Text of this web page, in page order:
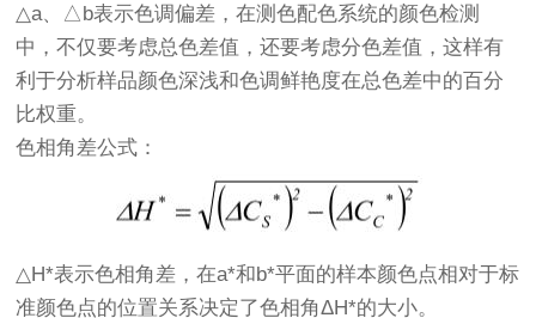
△a、△b表示色调偏差，在测色配色系统的颜色检测
中，不仅要考虑总色差值，还要考虑分色差值，这样有
利于分析样品颜色深浅和色调鲜艳度在总色差中的百分
比权重。
色相角差公式：
△H*表示色相角差，在a*和b*平面的样本颜色点相对于标
准颜色点的位置关系决定了色相角ΔH*的大小。